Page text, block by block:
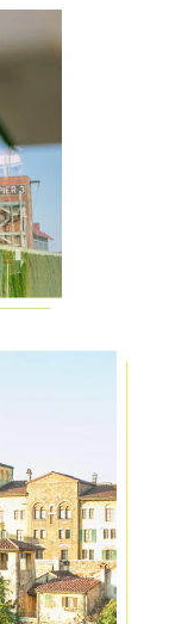
る
券
)
能
。
め！
ンから
の
空間を
。